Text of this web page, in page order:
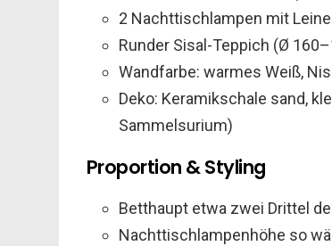
2 Nachttischlampen mit
Runder Sisal-Teppich (Ø
Wandfarbe: warmes Weiß,
Deko: Keramikschale sand,
Sammelsurium)
Proportion & Styling
Betthaupt etwa zwei Drittel
Nachttischlampenhöhe so